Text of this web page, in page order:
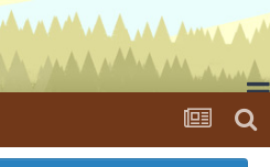
ニュース メディア